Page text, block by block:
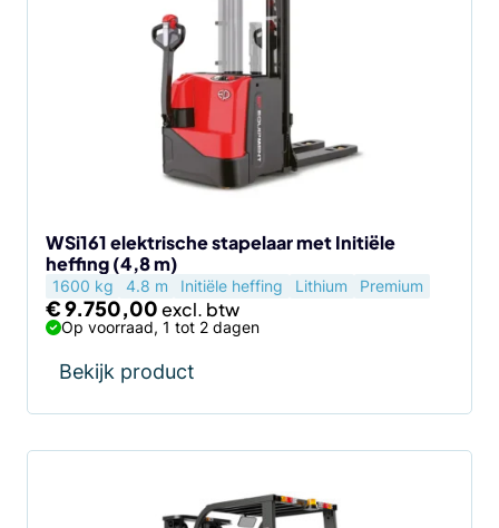
WSi161 elektrische stapelaar met Initiële
heffing (4,8 m)
1600 kg 4.8 m Initiële heffing Lithium Premium
€9.750,00
Op voorraad, 1 tot 2 dagen
Bekijk product